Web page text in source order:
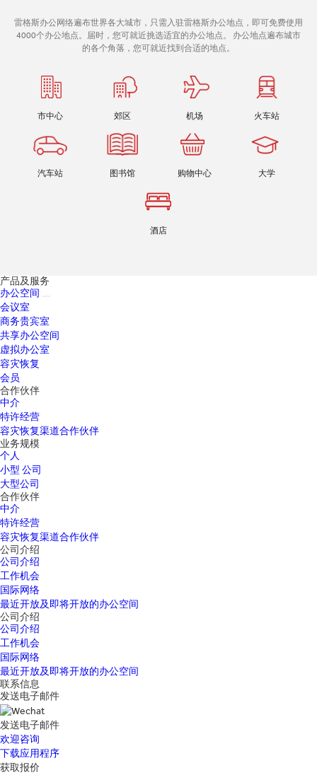
雷格斯办公网络遍布世界各大城市，只需入驻雷格斯办公地点，即可免费使用
4000个办公地点。届时，您可就近挑选适宜的办公地点。 办公地点遍布城市
的各个角落，您可就近找到合适的地点。
市中心 郊区 机场 火车站
汽车站 图书馆 购物中心 大学
酒店
产品及服务
办公空间
会议室
商务贵宾室
共享办公空间
虚拟办公室
容灾恢复
会员
合作伙伴
中介
特许经营
容灾恢复渠道合作伙伴
业务规模
个人
小型 公司
大型公司
合作伙伴
中介
特许经营
容灾恢复渠道合作伙伴
公司介绍
公司介绍
工作机会
国际网络
最近开放及即将开放的办公空间
公司介绍
公司介绍
工作机会
国际网络
最近开放及即将开放的办公空间
联系信息
发送电子邮件
发送电子邮件
欢迎咨询
下载应用程序
获取报价